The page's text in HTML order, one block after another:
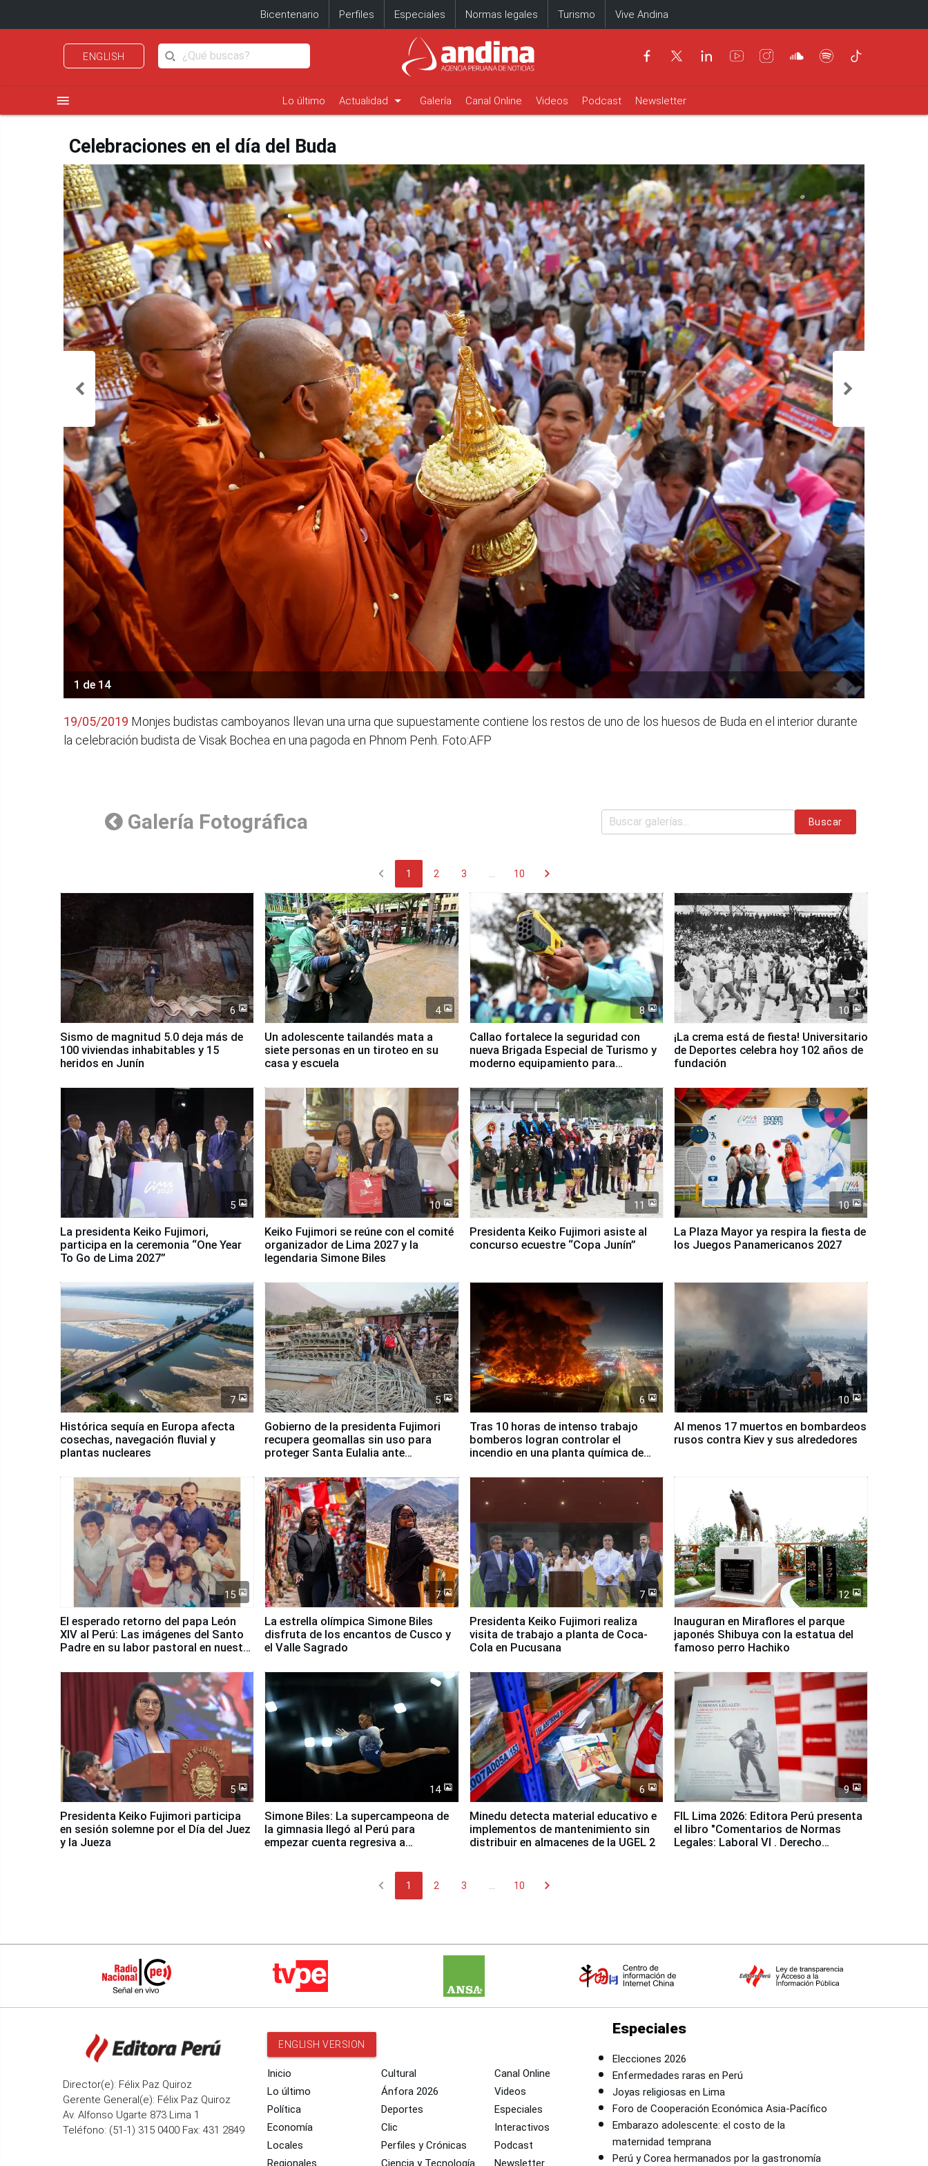
Bicentenario Perfiles Especiales Normas legales Turismo Vive Andina
ENGLISH
menu Lo último Actualidad arrow_drop_down Galería Canal Online Videos Podcast Newsletter
Celebraciones en el día del Buda
1 de 14
19/05/2019 Monjes budistas camboyanos llevan una urna que supuestamente contiene los restos de uno de los huesos de Buda en el interior durante
la celebración budista de Visak Bochea en una pagoda en Phnom Penh. Foto:AFP
Galería Fotográfica Buscar
chevron_left 1 2 3 10 chevron_right
6
Sismo de magnitud 5.0 deja más de
100 viviendas inhabitables y 15
heridos en Junín
4
Un adolescente tailandés mata a
siete personas en un tiroteo en su
casa y escuela
8
Callao fortalece la seguridad con
nueva Brigada Especial de Turismo y
moderno equipamiento para
10
¡La crema está de fiesta! Universitario
de Deportes celebra hoy 102 años de
fundación
5
La presidenta Keiko Fujimori,
participa en la ceremonia “One Year
To Go de Lima 2027”
10
Keiko Fujimori se reúne con el comité
organizador de Lima 2027 y la
legendaria Simone Biles
11
Presidenta Keiko Fujimori asiste al
concurso ecuestre “Copa Junín”
10
La Plaza Mayor ya respira la fiesta de
los Juegos Panamericanos 2027
7
Histórica sequía en Europa afecta
cosechas, navegación fluvial y
plantas nucleares
5
Gobierno de la presidenta Fujimori
recupera geomallas sin uso para
proteger Santa Eulalia ante
6
Tras 10 horas de intenso trabajo
bomberos logran controlar el
incendio en una planta química de
10
Al menos 17 muertos en bombardeos
rusos contra Kiev y sus alrededores
15
El esperado retorno del papa León
XIV al Perú: Las imágenes del Santo
Padre en su labor pastoral en nuestro
7
La estrella olímpica Simone Biles
disfruta de los encantos de Cusco y
el Valle Sagrado
7
Presidenta Keiko Fujimori realiza
visita de trabajo a planta de Coca-
Cola en Pucusana
12
Inauguran en Miraflores el parque
japonés Shibuya con la estatua del
famoso perro Hachiko
5
Presidenta Keiko Fujimori participa
en sesión solemne por el Día del Juez
y la Jueza
14
Simone Biles: La supercampeona de
la gimnasia llegó al Perú para
empezar cuenta regresiva a
6
Minedu detecta material educativo e
implementos de mantenimiento sin
distribuir en almacenes de la UGEL 2
9
FIL Lima 2026: Editora Perú presenta
el libro "Comentarios de Normas
Legales: Laboral Vl . Derecho
chevron_left 1 2 3 10 chevron_right
Director(e): Félix Paz Quiroz
Gerente General(e): Félix Paz Quiroz
Av. Alfonso Ugarte 873 Lima 1
Teléfono: (51-1) 315 0400 Fax: 431 2849
ENGLISH VERSION
Inicio
Lo último
Política
Economía
Locales
Regionales
Cultural
Ánfora 2026
Deportes
Clic
Perfiles y Crónicas
Ciencia y Tecnología
Canal Online
Videos
Especiales
Interactivos
Podcast
Newsletter
Especiales
Elecciones 2026
Enfermedades raras en Perú
Joyas religiosas en Lima
Foro de Cooperación Económica Asia-Pacífico
Embarazo adolescente: el costo de la
maternidad temprana
Perú y Corea hermanados por la gastronomía